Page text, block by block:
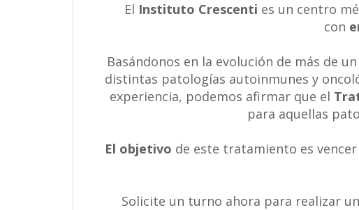
El Instituto Crescenti es un centro
con
Basándonos en la evolución de más de
distintas patologías autoinmunes y
experiencia, podemos afirmar que el
para aquellas
El objetivo de este tratamiento es
Solicite un turno ahora para realizar